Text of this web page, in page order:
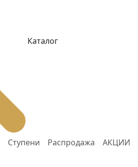
Каталог
Ступени Распродажа АКЦИИ